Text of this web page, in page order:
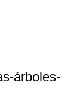
árboles-